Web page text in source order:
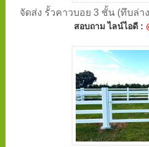
จัดส่ง รั้วคาวบอย 3 ชั้น (ทึบล่
สอบถาม ไลน์ไอดี :